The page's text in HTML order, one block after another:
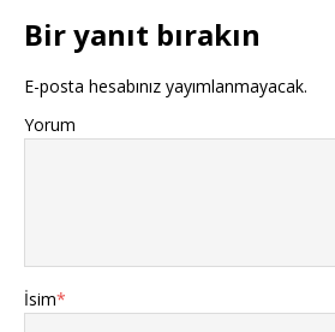
Bir yanıt bırakın
E-posta hesabınız yayımlanmayacak.
Yorum
İsim*